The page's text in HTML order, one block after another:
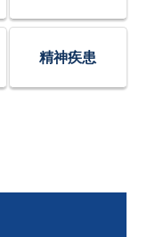
精神疾患